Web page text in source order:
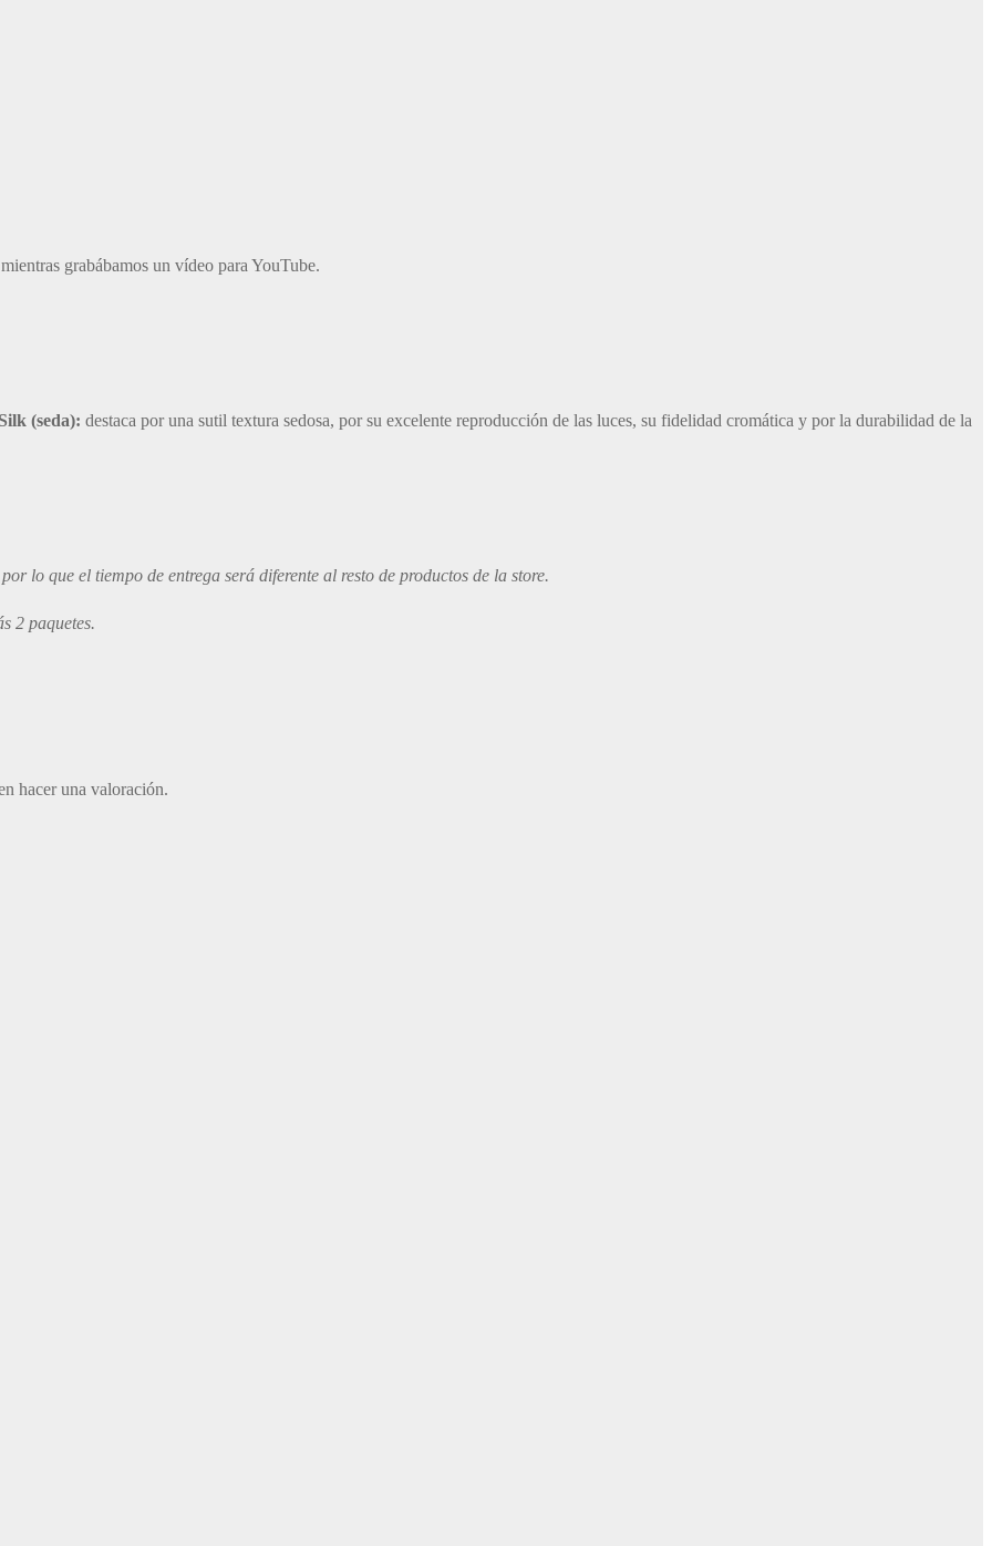
grabábamos un vídeo para YouTube.
(seda): destaca por una sutil textura sedosa, por su excelente reproducción de las luces, su fidelidad cromática y por la durabilidad de la
lo que el tiempo de entrega será diferente al resto de productos de la store.
2 paquetes.
hacer una valoración.